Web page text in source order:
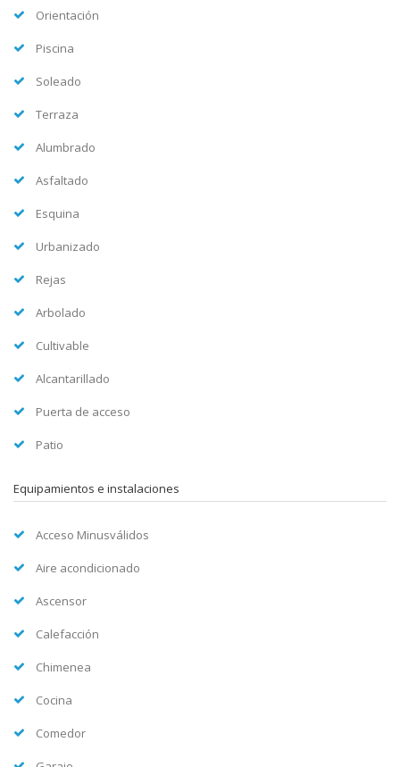
Orientación
Piscina
Soleado
Terraza
Alumbrado
Asfaltado
Esquina
Urbanizado
Rejas
Arbolado
Cultivable
Alcantarillado
Puerta de acceso
Patio
Equipamientos e instalaciones
Acceso Minusválidos
Aire acondicionado
Ascensor
Calefacción
Chimenea
Cocina
Comedor